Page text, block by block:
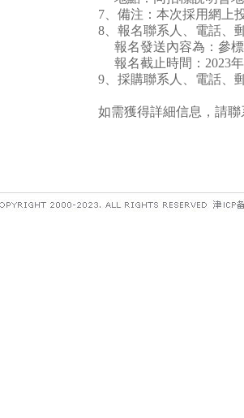
7、備注：本次採用網上
8、報名聯系人、電話、
報名發送內容為：參標
報名截止時間：2023年
9、採購聯系人、電話、
如需獲得詳細信息，請聯